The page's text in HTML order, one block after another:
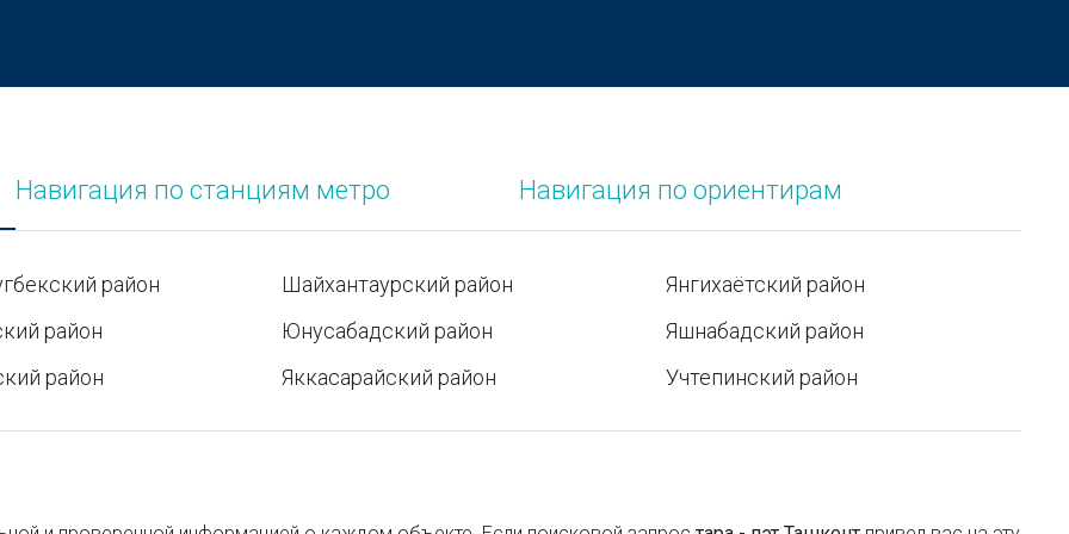
Виды чая: полный гид по сортам, вкусам и
пользе
Детские лагеря
Парк Янги Узбекистан в Ташкенте
Время намаза в Рамадан 2026
Как формируется изображение на LED-экране?
Станция метро Новза
Как работает комплексная логистика на всех
покупать?
Как выбрать парфюм
Навигация по станциям метро Навигация по ориентирам
район
район
район
Шайхантаурский район
Юнусабадский район
Яккасарайский район
Янгихаётский район
Яшнабадский район
Учтепинский район